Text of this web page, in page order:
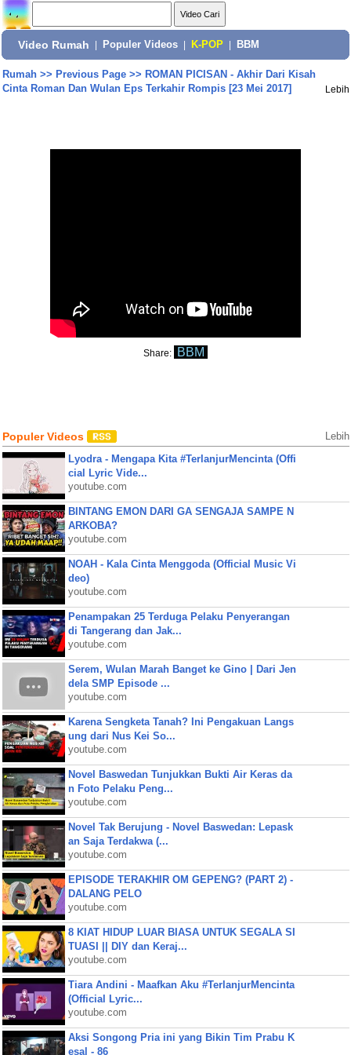
Video Rumah Populer Videos K-POP BBM
Rumah>> Previous Page>> ROMAN PICISAN - Akhir Dari Kisah
Cinta Roman Dan Wulan Eps Terkahir Rompis [23 Mei 2017]
Lebih
Share: BBM
Populer Videos Lebih
Lyodra - Mengapa Kita #TerlanjurMencinta (Offi
cial Lyric Vide...
youtube.com
BINTANG EMON DARI GA SENGAJA SAMPE N
ARKOBA?
youtube.com
NOAH - Kala Cinta Menggoda (Official Music Vi
deo)
youtube.com
Penampakan 25 Terduga Pelaku Penyerangan
di Tangerang dan Jak...
youtube.com
Serem, Wulan Marah Banget ke Gino | Dari Jen
dela SMP Episode ...
youtube.com
Karena Sengketa Tanah? Ini Pengakuan Langs
ung dari Nus Kei So...
youtube.com
Novel Baswedan Tunjukkan Bukti Air Keras da
n Foto Pelaku Peng...
youtube.com
Novel Tak Berujung - Novel Baswedan: Lepask
an Saja Terdakwa (...
youtube.com
EPISODE TERAKHIR OM GEPENG? (PART 2) -
DALANG PELO
youtube.com
8 KIAT HIDUP LUAR BIASA UNTUK SEGALA SI
TUASI || DIY dan Keraj...
youtube.com
Tiara Andini - Maafkan Aku #TerlanjurMencinta
(Official Lyric...
youtube.com
Aksi Songong Pria ini yang Bikin Tim Prabu K
esal - 86